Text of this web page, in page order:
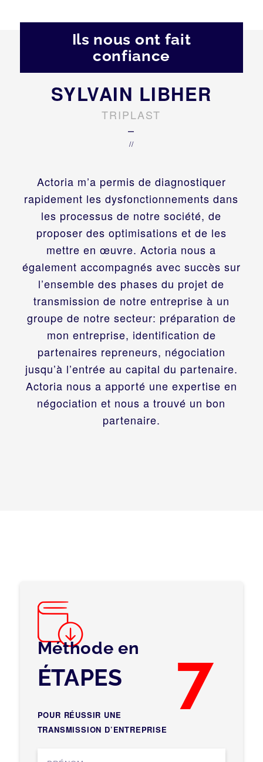
Ils nous ont fait
confiance
Actoria m’a permis de diagnostiquer
rapidement les dysfonctionnements dans
les processus de notre société, de
proposer des optimisations et de les
mettre en œuvre. Actoria nous a
également accompagnés avec succès sur
l’ensemble des phases du projet de
transmission de notre entreprise à un
groupe de notre secteur: préparation de
mon entreprise, identification de
partenaires repreneurs, négociation
jusqu’à l’entrée au capital du partenaire.
Actoria nous a apporté une expertise en
négociation et nous a trouvé un bon
partenaire.
SYLVAIN LIBHER
TRIPLAST
–
//
Méthode en 7
ÉTAPES
POUR RÉUSSIR UNE
TRANSMISSION D’ENTREPRISE